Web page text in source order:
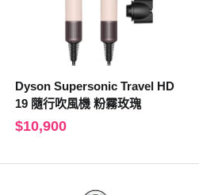
Dyson Supersonic Travel HD
19 隨行吹風機 粉霧玫瑰
$10,900